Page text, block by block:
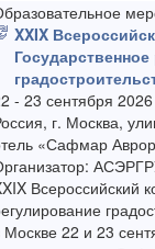
XXIX
- 23 сентября 2026
г. Москва,
«Сафмар
Всероссийский
Москве 22 и 23